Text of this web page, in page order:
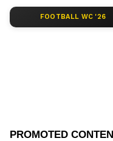
'ಅಜ್ಟೆಕಾ ಸ್ಟೇಡಿಯಂ'ನಲ್ಲಿ
ನೆರೆದಿದ್ದರು. ಈ
FOOTBALL WC '26